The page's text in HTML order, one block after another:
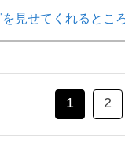
を見せてくれるとこ
1 2